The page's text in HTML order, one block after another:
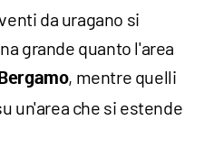
da uragano si
grande quanto l'area
, mentre quelli
un'area che si estende